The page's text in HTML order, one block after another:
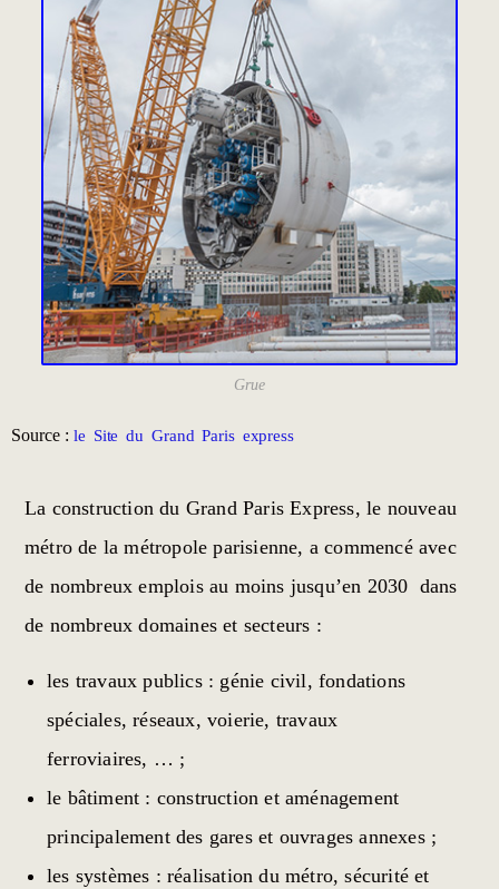
Grue
Source : le Site du Grand Paris express
La construction du Grand Paris Express, le nouveau
métro de la métropole parisienne, a commencé avec
de nombreux emplois au moins jusqu’en 2030 dans
de nombreux domaines et secteurs :
les travaux publics : génie civil, fondations
spéciales, réseaux, voierie, travaux
ferroviaires, … ;
le bâtiment : construction et aménagement
principalement des gares et ouvrages annexes ;
les systèmes : réalisation du métro, sécurité et